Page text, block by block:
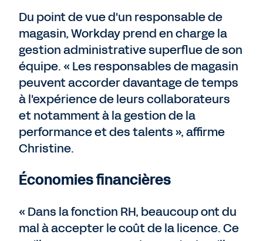
Du point de vue d'un responsable de
magasin, Workday prend en charge la
gestion administrative superflue de son
équipe. « Les responsables de magasin
peuvent accorder davantage de temps
à l'expérience de leurs collaborateurs
et notamment à la gestion de la
performance et des talents », affirme
Christine.
Économies financières
« Dans la fonction RH, beaucoup ont du
mal à accepter le coût de la licence. Ce